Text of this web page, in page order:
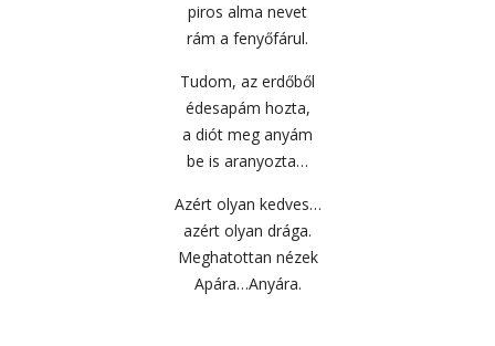
piros alma nevet
rám a fenyőfárul.
Tudom, az erdőből
édesapám hozta,
a diót meg anyám
be is aranyozta…
Azért olyan kedves…
azért olyan drága.
Meghatottan nézek
Apára…Anyára.